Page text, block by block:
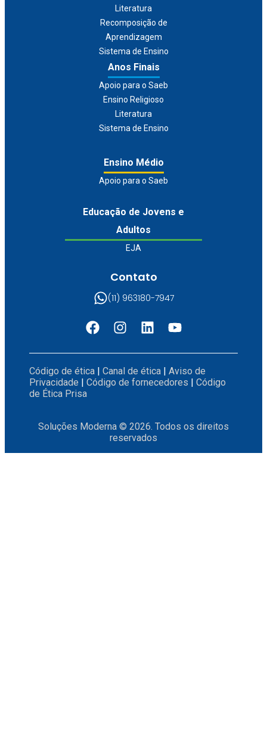
Literatura
Recomposição de
Aprendizagem
Sistema de Ensino
Anos Finais
Apoio para o Saeb
Ensino Religioso
Literatura
Sistema de Ensino
Ensino Médio
Apoio para o Saeb
Educação de Jovens e
Adultos
EJA
Contato
(11) 963180-7947
Código de ética |Canal de ética |Aviso de
Privacidade |Código de fornecedores |Código
de Ética Prisa
Soluções Moderna © 2026. Todos os direitos
reservados